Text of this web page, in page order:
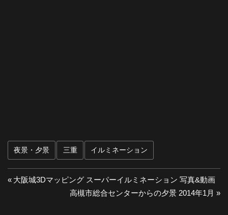
夜景・夕景 三重 イルミネーション
投
前
大阪城3Dマッピング スーパーイルミネーション 写真&動画
次
高槻市総合センターからの夕景 2014年1月